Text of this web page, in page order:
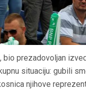
bio prezadovoljan
situaciju: gubili
njihove